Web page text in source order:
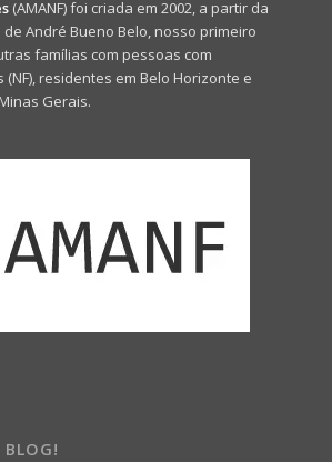
(AMANF) foi criada em 2002, a partir da
André Bueno Belo, nosso primeiro
famílias com pessoas com
residentes em Belo Horizonte e
Gerais.
BLOG!